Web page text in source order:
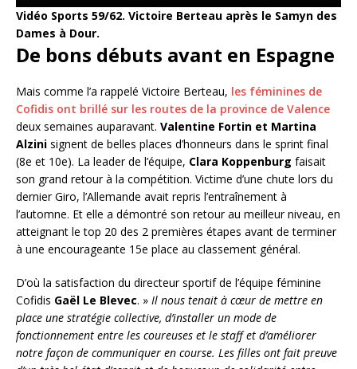
Vidéo Sports 59/62. Victoire Berteau après le Samyn des
Dames à Dour.
De bons débuts avant en Espagne
Mais comme l’a rappelé Victoire Berteau, les féminines de
Cofidis ont brillé sur les routes de la province de Valence
deux semaines auparavant. Valentine Fortin et Martina
Alzini signent de belles places d’honneurs dans le sprint final
(8e et 10e). La leader de l’équipe, Clara Koppenburg faisait
son grand retour à la compétition. Victime d’une chute lors du
dernier Giro, l’Allemande avait repris l’entraînement à
l’automne. Et elle a démontré son retour au meilleur niveau, en
atteignant le top 20 des 2 premières étapes avant de terminer
à une encourageante 15e place au classement général.
D’où la satisfaction du directeur sportif de l’équipe féminine
Cofidis Gaël Le Blevec. » Il nous tenait à cœur de mettre en
place une stratégie collective, d’installer un mode de
fonctionnement entre les coureuses et le staff et d’améliorer
notre façon de communiquer en course. Les filles ont fait preuve